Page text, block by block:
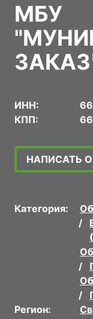
МБУ
ИНН:
КПП:
НАПИСАТЬ
Категория:
Регион: